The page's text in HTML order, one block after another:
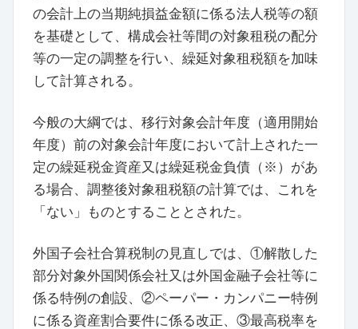
の会計上の当期純損益金額に係る法人税等の額
を基礎として、構成会社等間の対象租税の配分
等の一定の調整を行い、繰延対象租税額を加味
して計算される。
今般の大綱では、移行対象会計年度（適用開始
年度）前の対象会計年度において計上された一
定の繰延税金資産又は繰延税金負債（※）があ
る場合、調整後対象租税額の計算では、これを
「ない」ものとすることとされた。
外国子会社合算税制の見直しでは、①解散した
部分対象外国関係会社又は外国金融子会社等に
係る特例の創設、②ペーパー・カンパニー特例
に係る資産割合要件に係る改正、③最高税率を